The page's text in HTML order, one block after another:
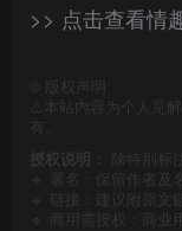
>> 点击查看情
版权声明
⚠️本站内容为个人见
有。
授权说明：
除特别标
🔹 署名：保留作者及
🔹 链接：建议附原文
🔹 商用需授权：商业